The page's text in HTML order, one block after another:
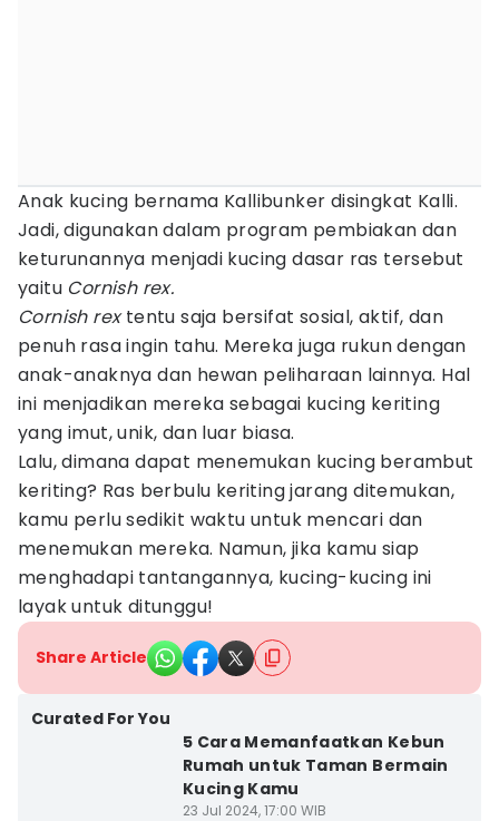
Anak kucing bernama Kallibunker disingkat Kalli.
Jadi, digunakan dalam program pembiakan dan
keturunannya menjadi kucing dasar ras tersebut
yaitu Cornish rex.
Cornish rextentu saja bersifat sosial, aktif, dan
penuh rasa ingin tahu. Mereka juga rukun dengan
anak-anaknya dan hewan peliharaan lainnya. Hal
ini menjadikan mereka sebagai kucing keriting
yang imut, unik, dan luar biasa.
Lalu, dimana dapat menemukan kucing berambut
keriting? Ras berbulu keriting jarang ditemukan,
kamu perlu sedikit waktu untuk mencari dan
menemukan mereka. Namun, jika kamu siap
menghadapi tantangannya, kucing-kucing ini
layak untuk ditunggu!
Share Article
Curated For You
5 Cara Memanfaatkan Kebun
Rumah untuk Taman Bermain
Kucing Kamu
23 Jul 2024, 17:00 WIB